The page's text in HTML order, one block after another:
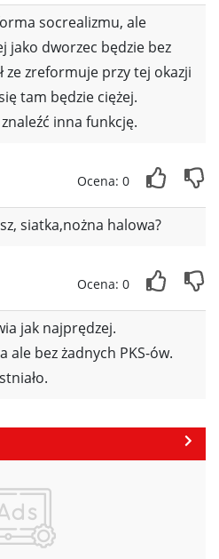
socrealizmu, ale
jako dworzec będzie bez
ze zreformuje przy tej okazji
tam będzie ciężej.
inna funkcję.
Ocena: 0
siatka,nożna halowa?
Ocena: 0
jak najprędzej.
ale bez żadnych PKS-ów.